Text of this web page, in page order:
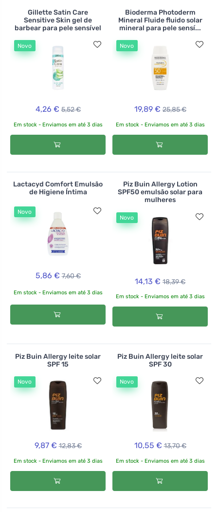
Gillette Satin Care
Sensitive Skin gel de
barbear para pele sensível
Novo
4,26 € 5,52 €
Em stock - Enviamos em até 3 dias
Bioderma Photoderm
Mineral Fluide fluido solar
mineral para pele sensí...
Novo
19,89 € 25,85 €
Em stock - Enviamos em até 3 dias
Lactacyd Comfort Emulsão
de Higiene Íntima
Novo
5,86 € 7,60 €
Em stock - Enviamos em até 3 dias
Piz Buin Allergy Lotion
SPF50 emulsão solar para
mulheres
Novo
14,13 € 18,39 €
Em stock - Enviamos em até 3 dias
Piz Buin Allergy leite solar
SPF 15
Novo
9,87 € 12,83 €
Em stock - Enviamos em até 3 dias
Piz Buin Allergy leite solar
SPF 30
Novo
10,55 € 13,70 €
Em stock - Enviamos em até 3 dias